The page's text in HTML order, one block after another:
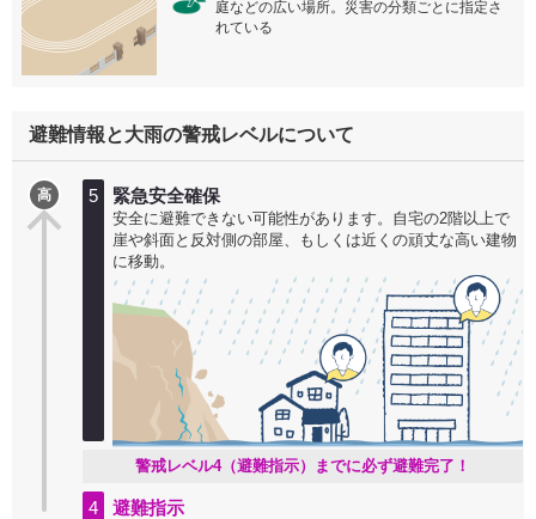
庭などの広い場所。災害の分類ごとに指定さ
れている
避難情報と大雨の警戒レベルについて
高 5 緊急安全確保
安全に避難できない可能性があります。自宅の2階以上で
崖や斜面と反対側の部屋、もしくは近くの頑丈な高い建物
に移動。
警戒レベル4（避難指示）までに必ず避難完了！
4 避難指示